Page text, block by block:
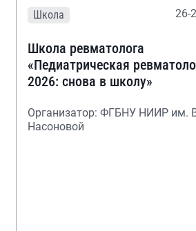
Школа 26-
Школа ревматолога
«Педиатрическая
2026: снова в школу»
Организатор: ФГБНУ НИИР им.
Насоновой